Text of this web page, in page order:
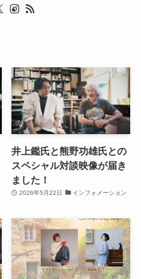
井上鑑氏と熊野功雄氏との
スペシャル対談映像が届き
ました！
2026年5月22日 インフォメーション